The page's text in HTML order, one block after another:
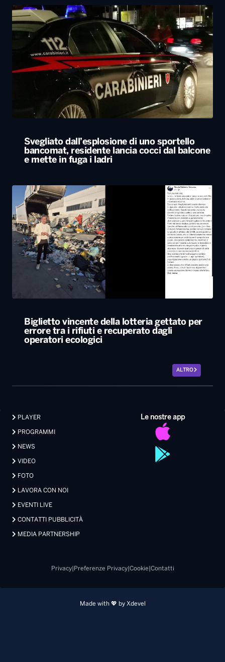
Svegliato dall’esplosione di uno sportello
bancomat, residente lancia cocci dal balcone
e mette in fuga i ladri
Biglietto vincente della lotteria gettato per
errore tra i rifiuti e recuperato dagli
operatori ecologici
ALTRO
Le nostre app
PLAYER
PROGRAMMI
NEWS
VIDEO
FOTO
LAVORA CON NOI
EVENTI LIVE
CONTATTI PUBBLICITÀ
MEDIA PARTNERSHIP
Privacy| Preferenze Privacy| Cookie Contatti
Made with 💖 by Xdevel